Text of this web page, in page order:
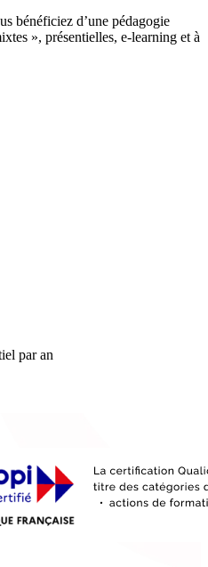
bénéficiez d’une pédagogie
», présentielles, e-learning et à
par an